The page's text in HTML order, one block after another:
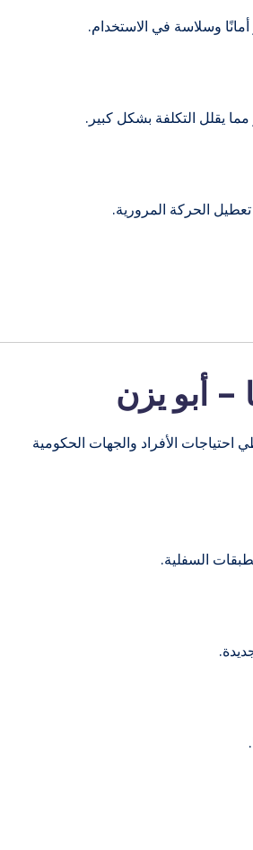
وسلاسة في الاستخدام.
يقلل التكلفة بشكل كبير.
الحركة المرورية.
أبو يزن
الأفراد والجهات الحكومية
السفلية.